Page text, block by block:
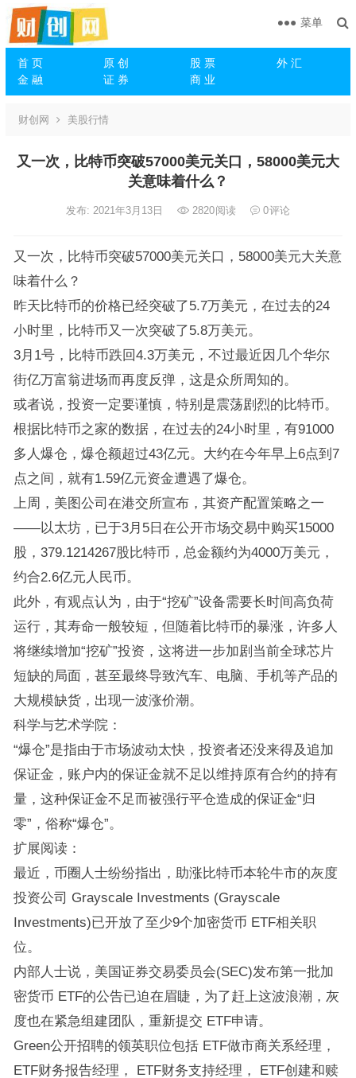
首 页 原 创 股 票
外 汇
金 融
证 券 商 业
菜单
财创网 美股行情
又一次，比特币突破57000美元关口，58000美元大
关意味着什么？
发布: 2021年3月13日 2820阅读 0评论
又一次，比特币突破57000美元关口，58000美元大关意
味着什么？
昨天比特币的价格已经突破了5.7万美元，在过去的24
小时里，比特币又一次突破了5.8万美元。
3月1号，比特币跌回4.3万美元，不过最近因几个华尔
街亿万富翁进场而再度反弹，这是众所周知的。
或者说，投资一定要谨慎，特别是震荡剧烈的比特币。
根据比特币之家的数据，在过去的24小时里，有91000
多人爆仓，爆仓额超过43亿元。大约在今年早上6点到7
点之间，就有1.59亿元资金遭遇了爆仓。
上周，美图公司在港交所宣布，其资产配置策略之一
——以太坊，已于3月5日在公开市场交易中购买15000
股，379.1214267股比特币，总金额约为4000万美元，
约合2.6亿元人民币。
此外，有观点认为，由于“挖矿”设备需要长时间高负荷
运行，其寿命一般较短，但随着比特币的暴涨，许多人
将继续增加“挖矿”投资，这将进一步加剧当前全球芯片
短缺的局面，甚至最终导致汽车、电脑、手机等产品的
大规模缺货，出现一波涨价潮。
科学与艺术学院：
“爆仓”是指由于市场波动太快，投资者还没来得及追加
保证金，账户内的保证金就不足以维持原有合约的持有
量，这种保证金不足而被强行平仓造成的保证金“归
零”，俗称“爆仓”。
扩展阅读：
最近，币圈人士纷纷指出，助涨比特币本轮牛市的灰度
投资公司 Grayscale Investments (Grayscale
Investments)已开放了至少9个加密货币 ETF相关职
位。
内部人士说，美国证券交易委员会(SEC)发布第一批加
密货币 ETF的公告已迫在眉睫，为了赶上这波浪潮，灰
度也在紧急组建团队，重新提交 ETF申请。
Green公开招聘的领英职位包括 ETF做市商关系经理，
ETF财务报告经理， ETF财务支持经理， ETF创建和赎